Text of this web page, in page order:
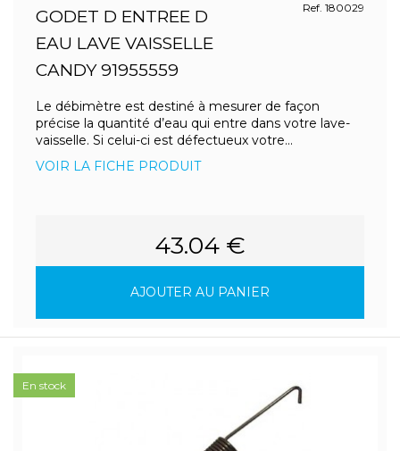
GODET D ENTREE D
EAU LAVE VAISSELLE
CANDY 91955559
Ref. 180029
Le débimètre est destiné à mesurer de façon
précise la quantité d’eau qui entre dans votre lave-
vaisselle. Si celui-ci est défectueux votre...
VOIR LA FICHE PRODUIT
43.04 €
AJOUTER AU PANIER
En stock